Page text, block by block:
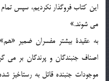
اين كتاب فروگذار نكرديم، سپس
مي شوند.»
به عقيدة بيشتر مفسران ضمير
اصناف جنبندگان و پرندگان بر مي